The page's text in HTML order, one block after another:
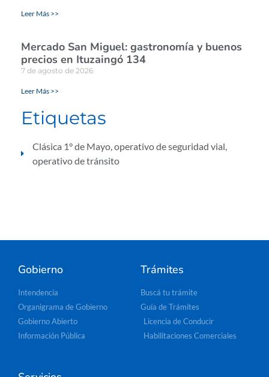
Leer Más >>
Mercado San Miguel: gastronomía y buenos
precios en Ituzaingó 134
7 de agosto de 2026
Leer Más >>
Etiquetas
Clásica 1° de Mayo,operativo de seguridad vial,
operativo de tránsito
Gobierno
Intendencia
Organigrama de Gobierno
Gobierno Abierto
Información Pública
Trámites
Buscá tu trámite
Guía de Trámites
Licencia de Conducir
Habilitaciones Comerciales